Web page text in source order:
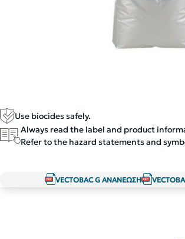
Use biocides safely.
Always read the label and product
Refer to the hazard statements and
VECTOBAC G ΑΝΑΝΕΩΣΗ